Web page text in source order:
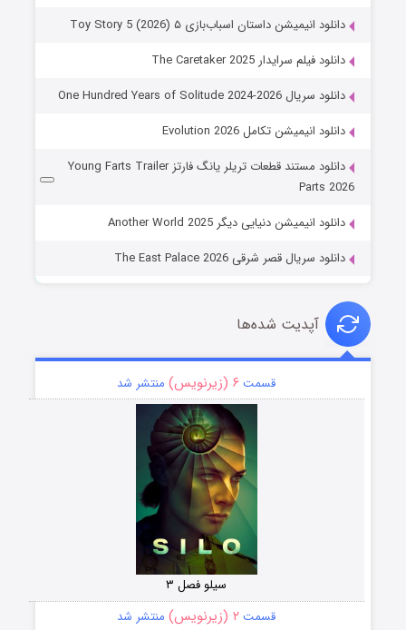
دانلود انیمیشن داستان اسباب‌بازی ۵ Toy Story 5 (2026)
دانلود فیلم سرایدار The Caretaker 2025
دانلود سریال One Hundred Years of Solitude 2024-2026
دانلود انیمیشن تکامل Evolution 2026
دانلود مستند قطعات تریلر یانگ فارتز Young Farts Trailer
Parts 2026
دانلود انیمیشن دنیایی دیگر Another World 2025
دانلود سریال قصر شرقی The East Palace 2026
آپدیت شده‌ها
قسمت ۶ (زیرنویس) منتشر شد
سیلو فصل ۳
قسمت ۲ (زیرنویس) منتشر شد